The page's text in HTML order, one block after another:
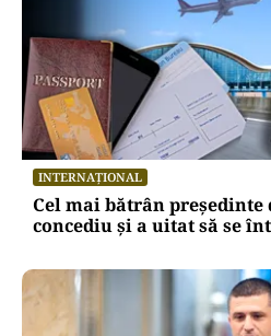
INTERNAȚIONAL
Cel mai bătrân
concediu și a uitat să se